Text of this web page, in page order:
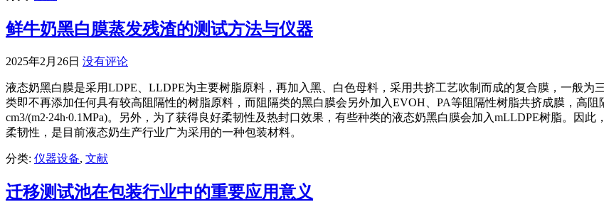
鲜牛奶黑白膜蒸发残渣的测试方法与仪器
2025年2月26日 没有评论
液态奶黑白膜是采用LDPE、LLDPE为主要树脂原料，再加入黑、白色母料，采用共挤工艺吹制而成的复合膜，一般
类即不再添加任何具有较高阻隔性的树脂原料，而阻隔类的黑白膜会另外加入EVOH、PA等阻隔性树脂共挤成膜，高
cm3/(m2∙24h∙0.1MPa)。另外，为了获得良好柔韧性及热封口效果，有些种类的液态奶黑白膜会加入mLLDPE树脂。因
柔韧性，是目前液态奶生产行业广为采用的一种包装材料。
分类: 仪器设备, 文献
迁移测试池在包装行业中的重要应用意义